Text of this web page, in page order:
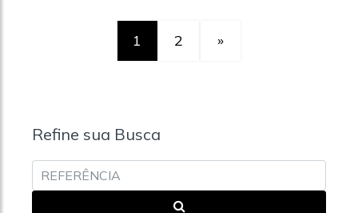
1 2 »
Refine sua Busca